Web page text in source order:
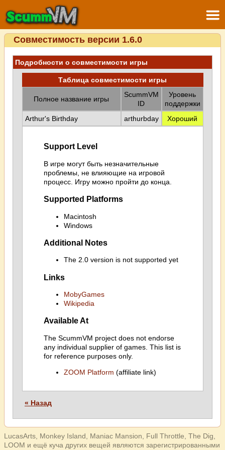
Совместимость версии 1.6.0
Подробности о совместимости игры
Таблица совместимости игры
Полное название игры
ScummVM
ID
Уровень
поддержки
Arthur's Birthday
arthurbday Хороший
Support Level
В игре могут быть незначительные
проблемы, не влияющие на игровой
процесс. Игру можно пройти до конца.
Supported Platforms
Macintosh
Windows
Additional Notes
The 2.0 version is not supported yet
Links
MobyGames
Wikipedia
Available At
The ScummVM project does not endorse
any individual supplier of games. This list is
for reference purposes only.
ZOOM Platform (affiliate link)
« Назад
LucasArts, Monkey Island, Maniac Mansion, Full Throttle, The Dig,
LOOM и ещё куча других вещей являются зарегистрированными